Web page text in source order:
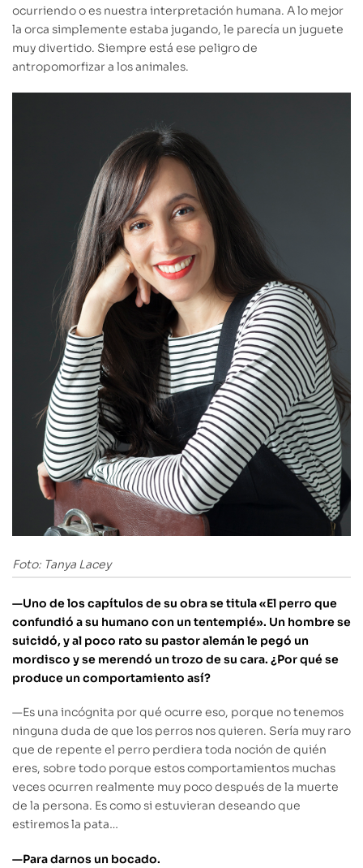
ocurriendo o es nuestra interpretación humana. A lo mejor
la orca simplemente estaba jugando, le parecía un juguete
muy divertido. Siempre está ese peligro de
antropomorfizar a los animales.
Foto: Tanya Lacey
—Uno de los capítulos de su obra se titula «El perro que
confundió a su humano con un tentempié». Un hombre se
suicidó, y al poco rato su pastor alemán le pegó un
mordisco y se merendó un trozo de su cara. ¿Por qué se
produce un comportamiento así?
—Es una incógnita por qué ocurre eso, porque no tenemos
ninguna duda de que los perros nos quieren. Sería muy raro
que de repente el perro perdiera toda noción de quién
eres, sobre todo porque estos comportamientos muchas
veces ocurren realmente muy poco después de la muerte
de la persona. Es como si estuvieran deseando que
estiremos la pata…
—Para darnos un bocado.